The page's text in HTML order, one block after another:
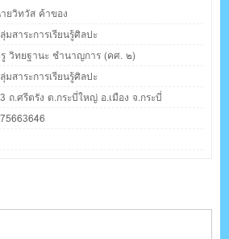
ยวิทวัส ค้าของ
มสาระการเรียนรู้ศิลปะ
วิทยฐานะ ชำนาญการ (คศ. ๒)
มสาระการเรียนรู้ศิลปะ
ถ.ศรีตรัง ต.กระบี่ใหญ่ อ.เมือง จ.กระบี่